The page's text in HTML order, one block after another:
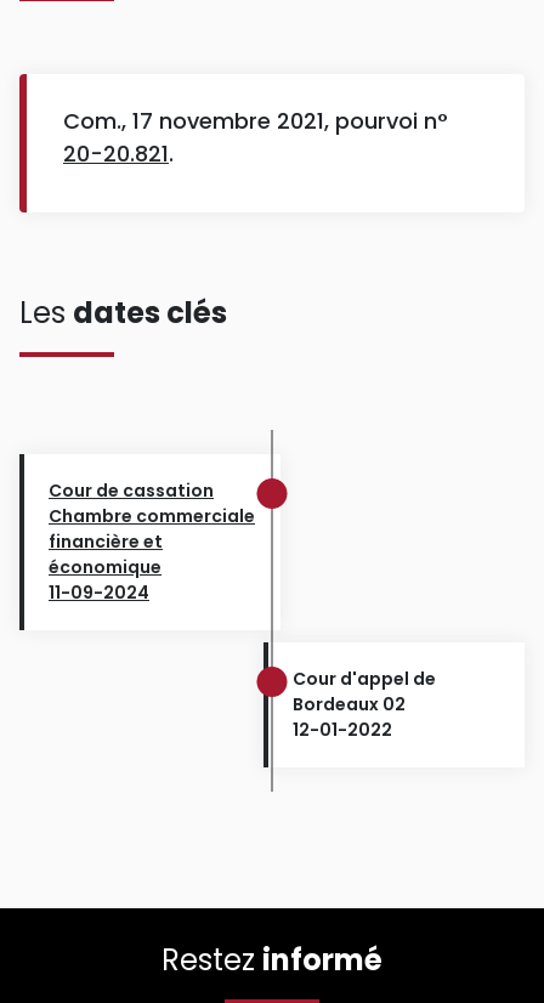
Com., 17 novembre 2021, pourvoi n°
20-20.821.
Les dates clés
Cour de cassation
Chambre commerciale
financière et
économique
11-09-2024
Cour d'appel de
Bordeaux 02
12-01-2022
Restez informé